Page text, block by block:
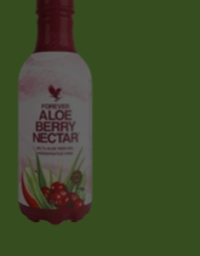
משקאות ג'ל אלוורה ב4 טעמים